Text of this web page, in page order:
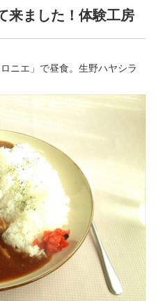
来ました！体験工房
ニエ」で昼食。生野ハヤシラ